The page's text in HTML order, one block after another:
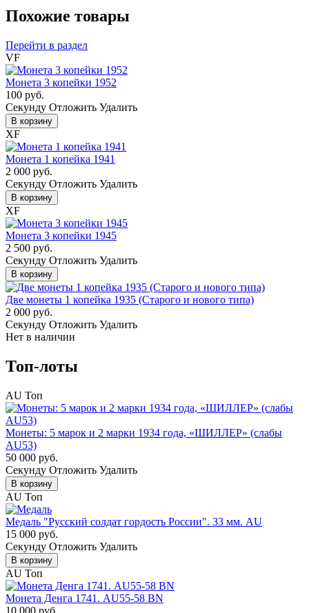
Похожие товары
Перейти в раздел
VF
Монета 3 копейки 1952
100 руб.
Cекунду Отложить Удалить
В корзину
XF
Монета 1 копейка 1941
2 000 руб.
Cекунду Отложить Удалить
В корзину
XF
Монета 3 копейки 1945
2 500 руб.
Cекунду Отложить Удалить
В корзину
Две монеты 1 копейка 1935 (Старого и нового типа)
2 000 руб.
Cекунду Отложить Удалить
Нет в наличии
Топ-лоты
AU Топ
Монеты: 5 марок и 2 марки 1934 года, «ШИЛЛЕР» (слабы
AU53)
50 000 руб.
Cекунду Отложить Удалить
В корзину
AU Топ
Медаль "Русский солдат гордость России". 33 мм. AU
15 000 руб.
Cекунду Отложить Удалить
В корзину
AU Топ
Монета Денга 1741. AU55-58 BN
10 000 руб.